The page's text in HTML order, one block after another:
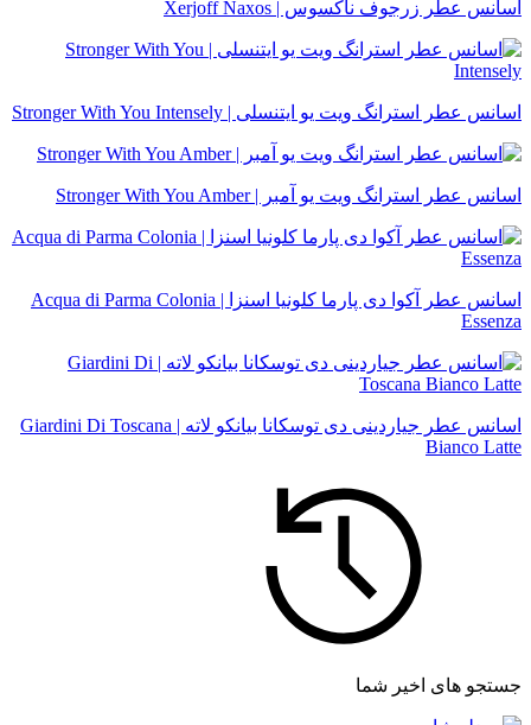
اسانس عطر زرجوف ناکسوس | Xerjoff Naxos
اسانس عطر استرانگ ویت یو ایتنسلی | Stronger With You Intensely
اسانس عطر استرانگ ویت یو آمبر | Stronger With You Amber
اسانس عطر آکوا دی پارما کلونیا اسنزا | Acqua di Parma Colonia
Essenza
اسانس عطر جیاردینی دی توسکانا بیانکو لاته | Giardini Di Toscana
Bianco Latte
جستجو های اخیر شما